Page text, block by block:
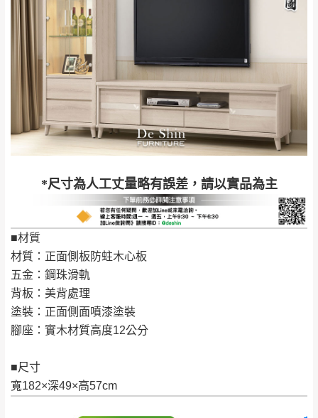
*尺寸為人工丈量略有誤差，請以實品為主
■材質
材質：正面側板防蛀木心板
五金：鋼珠滑軌
背板：美背處理
塗裝：正面側面噴漆塗裝
腳座：實木材質高度12公分
■尺寸
寬182×深49×高57cm
苗栗
NT$500元
卓蘭鎮、三灣、通
屋、獅潭鄉
配送天數：5~14天
到貨時間：指定送貨日當天以電話聯絡確認
台北市、新北市地區固定每周(三)、(日)兩天收送貨
暫無配送地區：彰化、南投、雲林、嘉義、台南、高
雄、屏東、宜蘭、 花蓮、台東、金門、馬祖、澎湖地區
（可於LINE線上詢問 →
加收說明
至百貨公司內部。
發票寄送：
若您選擇三聯式或索取兩聯式發票，發票將於商品
完成出貨15個工作天另行寄出，另外約加上2~7個
工作天內送達，如遇國定假日將順延寄送。
退換貨說明：
公司客服人員，我們將為您更換新品，運費
皆由本站負責，所有退回及換貨之商品必須
是全新狀態且完整包裝，床墊、床包、枕頭
包裝、廠商紙及所有附隨文件或資料之完整
性)，若未依照上述方式處理，恕無法接受退
貨。
由於透過電腦螢幕選購商品，可能會因個人
電腦螢幕的設定色差或解析度等因素， 與實
訂購前詳加確認。(包含商品尺寸是否合適)。